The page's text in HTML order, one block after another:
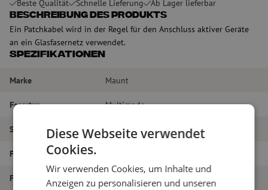
Beste Qualität Schnelle Lieferung Ab Lager lieferbar
Beschreibung des Produkts
Ein Patchkabel wird in der Regel für den Anschluss aktiver Geräte
an ein Glasfasernetz verwendet.
Spezifikationen
Marke Maunt
Fasertyp Multimode
Steckertyp LC/PC – LC/PC
Faser-Typ
Faseranzahl
Diese Webseite verwendet
Cookies.
Wir verwenden Cookies, um Inhalte und
Anzeigen zu personalisieren und unseren